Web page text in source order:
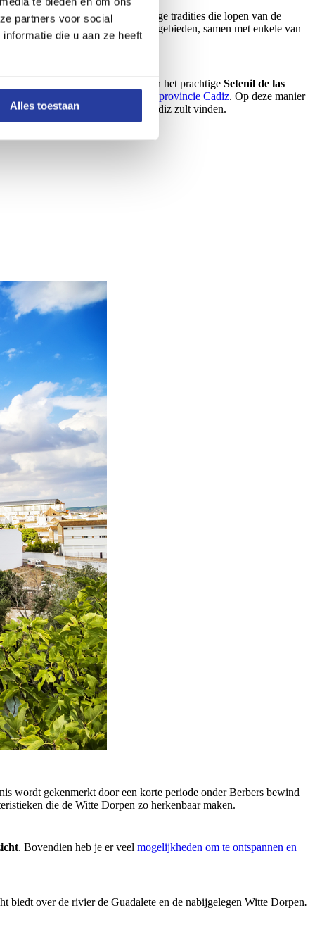
partners voor social
die u aan ze heeft
Alles toestaan
dorpen hier kunnen bogen op lange tradities die lopen van de
zijn veel van de omliggende gebieden, samen met enkele van
en eindigen in het prachtige Setenil de las
in de Witte Dorpen van de provincie Cadiz. Op deze manier
vakantiewoningen
die je in Cadiz zult vinden.
wordt gekenmerkt door een korte periode onder Berbers bewind
die de Witte Dorpen zo herkenbaar maken.
. Bovendien heb je er veel mogelijkheden om te ontspannen en
biedt over de rivier de Guadalete en de nabijgelegen Witte Dorpen.